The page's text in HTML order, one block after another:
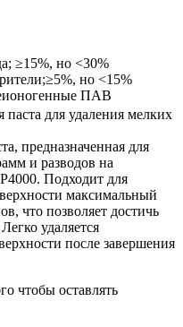
≥15%, но <30%
но <15%
ПАВ
для удаления мелких
предназначенная для
и разводов на
Подходит для
максимальный
что позволяет достичь
удаляется
после завершения
чтобы оставлять